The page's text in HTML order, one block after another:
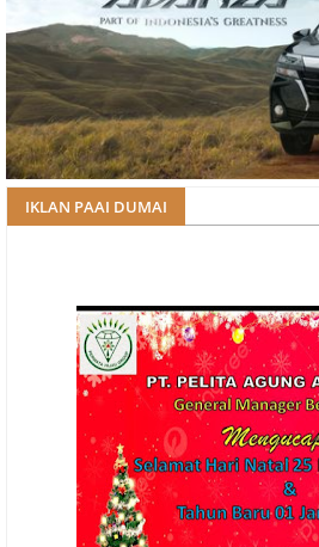
IKLAN PAAI DUMAI